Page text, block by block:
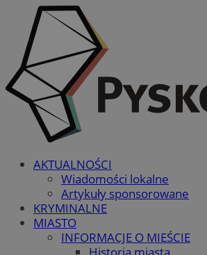
AKTUALNOŚCI
Wiadomości lokalne
Artykuły sponsorowane
KRYMINALNE
MIASTO
INFORMACJE O MIEŚCIE